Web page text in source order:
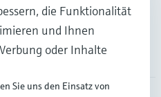
die Funktionalität
und Ihnen
oder Inhalte
Sie uns den Einsatz von